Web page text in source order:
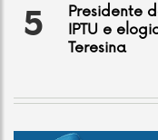
5
Presidente
IPTU e
Teresina